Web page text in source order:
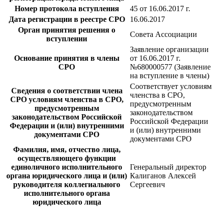
Номер протокола вступления
45 от 16.06.2017 г.
Дата регистрации в реестре СРО
16.06.2017
Орган принятия решения о
вступлении
Совета Ассоциации
Основание принятия в члены
СРО
Заявление организации
от 16.06.2017 г.
№680000577 (Заявление
на вступление в члены)
Сведения о соответствии члена
СРО условиям членства в СРО,
предусмотренным
законодательством Российской
Федерации и (или) внутренними
документами СРО
Соответствует условиям
членства в СРО,
предусмотренным
законодательством
Российской Федерации
и (или) внутренними
документами СРО
Фамилия, имя, отчество лица,
осуществляющего функции
единоличного исполнительного
органа юридического лица и (или)
руководителя коллегиального
исполнительного органа
юридического лица
Генеральный директор
Калиганов Алексей
Сергеевич